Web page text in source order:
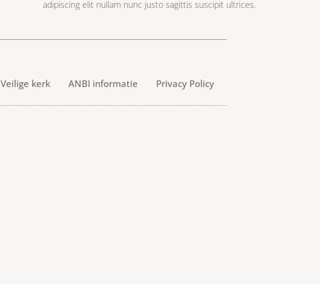
adipiscing elit nullam nunc justo sagittis suscipit ultrices.
Veilige kerk ANBI informatie Privacy Policy